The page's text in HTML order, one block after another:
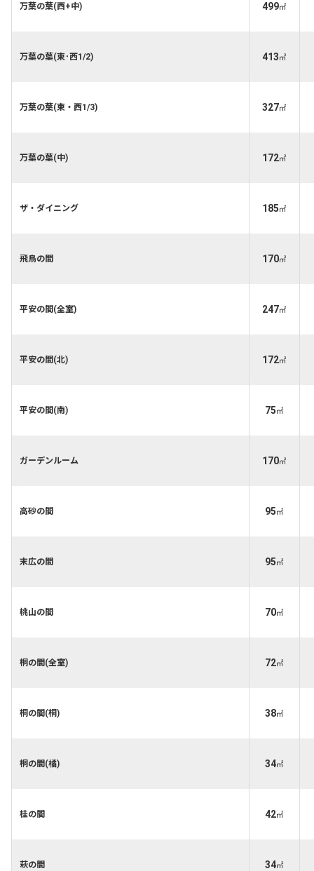
万葉の葉(西+中) 499㎡
万葉の葉(東･西1/2) 413㎡
万葉の葉(東・西1/3) 327㎡
万葉の葉(中) 172㎡
ザ・ダイニング 185㎡
飛鳥の間 170㎡
平安の間(全室) 247㎡
平安の間(北) 172㎡
平安の間(南) 75㎡
ガーデンルーム 170㎡
高砂の間 95㎡
末広の間 95㎡
桃山の間 70㎡
桐の間(全室) 72㎡
桐の間(桐) 38㎡
桐の間(橘) 34㎡
桂の間 42㎡
萩の間 34㎡